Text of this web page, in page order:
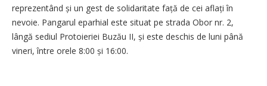
reprezentând și un gest de solidaritate față de cei aflați în
nevoie. Pangarul eparhial este situat pe strada Obor nr. 2,
lângă sediul Protoieriei Buzău II, și este deschis de luni până
vineri, între orele 8:00 și 16:00.